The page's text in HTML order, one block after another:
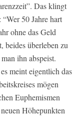
Das klingt
“Wer 50 Jahre hart
ohne das Geld
beides überleben zu
ihn abspeist.
meint eigentlich das
mögen
Euphemismen
Höhepunkten